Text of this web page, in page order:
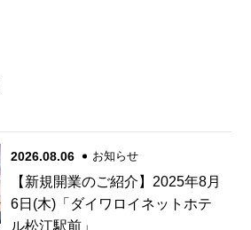
2026.08.06 お知らせ
【新規開業のご紹介】2025年8月
6日(木)「ダイワロイネットホテ
ル松江駅前」